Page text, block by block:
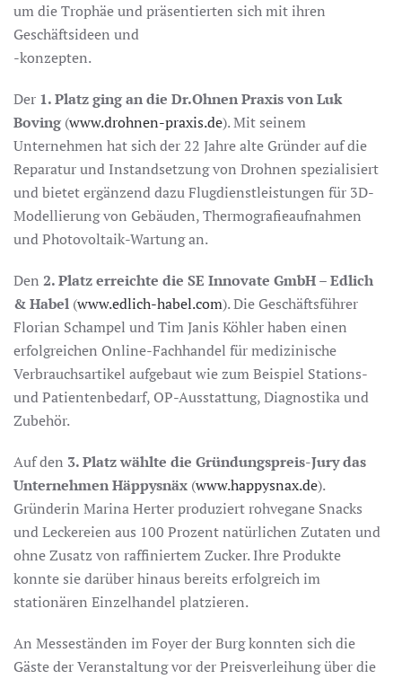
um die Trophäe und präsentierten sich mit ihren
Geschäftsideen und
-konzepten.
Der 1. Platz ging an die Dr.Ohnen Praxis von Luk
Boving (www.drohnen-praxis.de). Mit seinem
Unternehmen hat sich der 22 Jahre alte Gründer auf die
Reparatur und Instandsetzung von Drohnen spezialisiert
und bietet ergänzend dazu Flugdienstleistungen für 3D-
Modellierung von Gebäuden, Thermografieaufnahmen
und Photovoltaik-Wartung an.
Den 2. Platz erreichte die SE Innovate GmbH – Edlich
& Habel (www.edlich-habel.com). Die Geschäftsführer
Florian Schampel und Tim Janis Köhler haben einen
erfolgreichen Online-Fachhandel für medizinische
Verbrauchsartikel aufgebaut wie zum Beispiel Stations-
und Patientenbedarf, OP-Ausstattung, Diagnostika und
Zubehör.
Auf den 3. Platz wählte die Gründungspreis-Jury das
Unternehmen Häppysnäx (www.happysnax.de).
Gründerin Marina Herter produziert rohvegane Snacks
und Leckereien aus 100 Prozent natürlichen Zutaten und
ohne Zusatz von raffiniertem Zucker. Ihre Produkte
konnte sie darüber hinaus bereits erfolgreich im
stationären Einzelhandel platzieren.
An Messeständen im Foyer der Burg konnten sich die
Gäste der Veranstaltung vor der Preisverleihung über die